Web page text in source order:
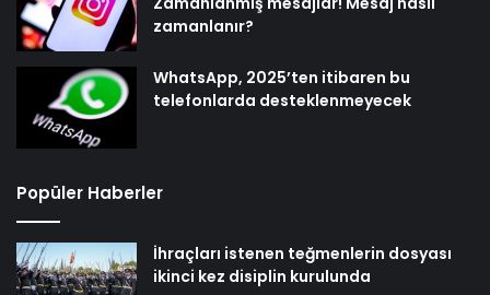
zamanlanır?
WhatsApp, 2025’ten itibaren bu
telefonlarda desteklenmeyecek
Popüler Haberler
İhraçları istenen teğmenlerin dosyası
ikinci kez disiplin kurulunda